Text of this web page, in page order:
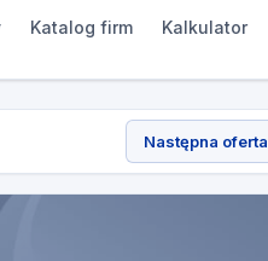
Katalog firm Kalkulator
Następna oferta